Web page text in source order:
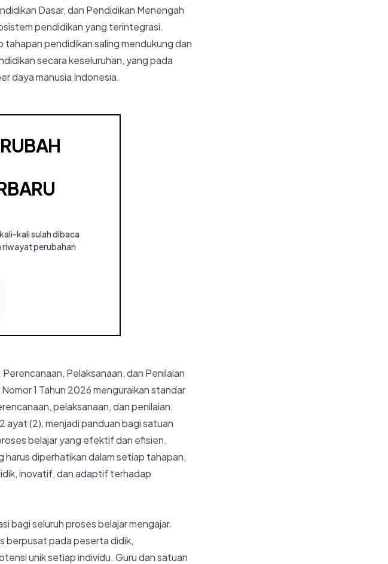
Dasar, dan Pendidikan Menengah
pendidikan yang terintegrasi.
pendidikan saling mendukung dan
secara keseluruhan, yang pada
daya manusia Indonesia.
kali sulah dibaca
riwayat perubahan
Pelaksanaan, dan Penilaian
1 Tahun 2026 menguraikan standar
pelaksanaan, dan penilaian.
ayat (2), menjadi panduan bagi satuan
belajar yang efektif dan efisien.
diperhatikan dalam setiap tahapan,
inovatif, dan adaptif terhadap
bagi seluruh proses belajar mengajar.
berpusat pada peserta didik,
unik setiap individu. Guru dan satuan